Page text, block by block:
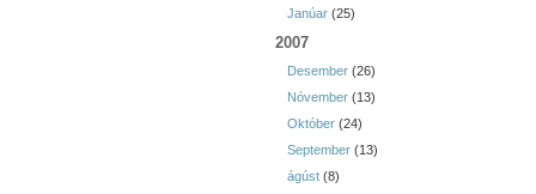
Janúar (25)
2007
Desember (26)
Nóvember (13)
Október (24)
September (13)
ágúst (8)